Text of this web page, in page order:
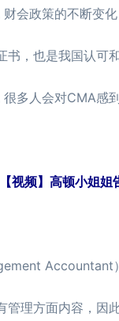
政策的不断变化
，也是我国认可
人会对CMA感
】高顿小姐姐告
Accountant）
管理方面内容，因